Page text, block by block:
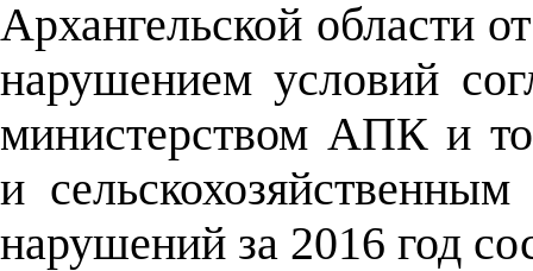
Архангельской области
нарушением условий
министерством АПК и
и
нарушений за 2016 год